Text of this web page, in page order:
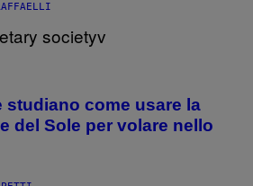
studiano come usare la
del Sole per volare nello